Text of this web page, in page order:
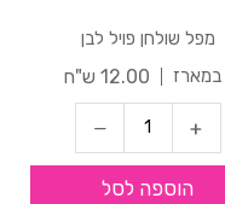
מפל שולחן פויל לבן
12.00 ש"ח
הוספה לסל